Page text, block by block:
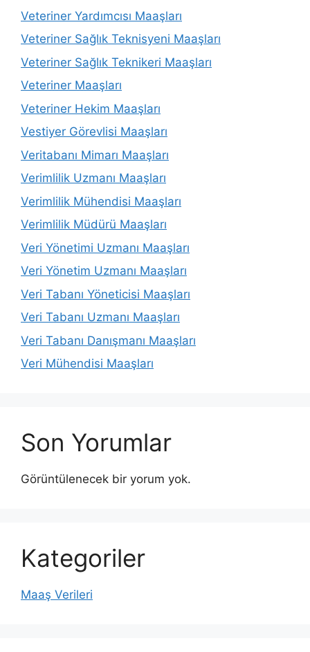
Veteriner Yardımcısı Maaşları
Veteriner Sağlık Teknisyeni Maaşları
Veteriner Sağlık Teknikeri Maaşları
Veteriner Maaşları
Veteriner Hekim Maaşları
Vestiyer Görevlisi Maaşları
Veritabanı Mimarı Maaşları
Verimlilik Uzmanı Maaşları
Verimlilik Mühendisi Maaşları
Verimlilik Müdürü Maaşları
Veri Yönetimi Uzmanı Maaşları
Veri Yönetim Uzmanı Maaşları
Veri Tabanı Yöneticisi Maaşları
Veri Tabanı Uzmanı Maaşları
Veri Tabanı Danışmanı Maaşları
Veri Mühendisi Maaşları
Son Yorumlar
Görüntülenecek bir yorum yok.
Kategoriler
Maaş Verileri